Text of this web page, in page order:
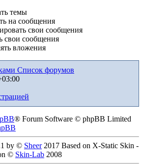
темы
на сообщения
свои сообщения
свои сообщения
вложения
Список форумов
® Forum Software © phpBB Limited
by © Sheer2017 Based on X-Static Skin -
© Skin-Lab 2008